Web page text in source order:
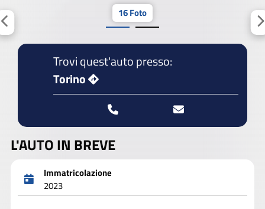
16 Foto
Trovi quest'auto presso:
Torino
L'AUTO IN BREVE
Immatricolazione
2023